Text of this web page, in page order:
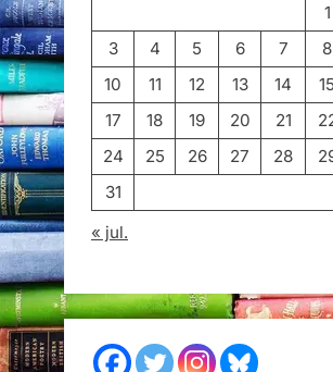
1
3
4 5 6 7 8
10
11 12 13 14 15
17
18 19 20 21
24
25 26 27 28
31
« jul.